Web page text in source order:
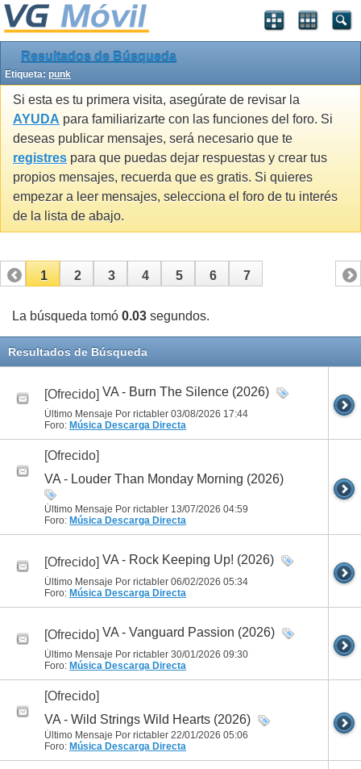
Resultados de Búsqueda
Etiqueta: punk
Si esta es tu primera visita, asegúrate de revisar la
AYUDA para familiarizarte con las funciones del foro. Si
deseas publicar mensajes, será necesario que te
registres para que puedas dejar respuestas y crear tus
propios mensajes, recuerda que es gratis. Si quieres
empezar a leer mensajes, selecciona el foro de tu interés
de la lista de abajo.
1 2 3 4 5 6 7
La búsqueda tomó 0.03 segundos.
Resultados de Búsqueda
[Ofrecido] VA - Burn The Silence (2026)
Último Mensaje Por rictabler 03/08/2026 17:44
Foro: Música Descarga Directa
[Ofrecido]
VA - Louder Than Monday Morning (2026)
Último Mensaje Por rictabler 13/07/2026 04:59
Foro: Música Descarga Directa
[Ofrecido] VA - Rock Keeping Up! (2026)
Último Mensaje Por rictabler 06/02/2026 05:34
Foro: Música Descarga Directa
[Ofrecido] VA - Vanguard Passion (2026)
Último Mensaje Por rictabler 30/01/2026 09:30
Foro: Música Descarga Directa
[Ofrecido]
VA - Wild Strings Wild Hearts (2026)
Último Mensaje Por rictabler 22/01/2026 05:06
Foro: Música Descarga Directa